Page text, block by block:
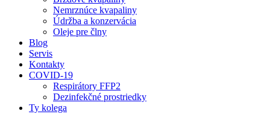
Nemrznúce kvapaliny
Údržba a konzervácia
Oleje pre člny
Blog
Servis
Kontakty
COVID-19
Respirátory FFP2
Dezinfekčné prostriedky
Ty kolega